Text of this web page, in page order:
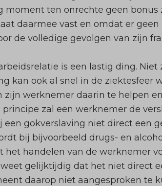
moment ten onrechte geen
daarmee vast en omdat er
de volledige gevolgen van zijn
is een lastig ding.
kan ook al snel in de ziektesfeer
zijn werknemer daarin te helpen
principe zal een werknemer de
een gokverslaving niet direct een
bij bijvoorbeeld drugs- en
het handelen van de werknemer
gelijktijdig dat het niet direct
daarop niet aangesproken te